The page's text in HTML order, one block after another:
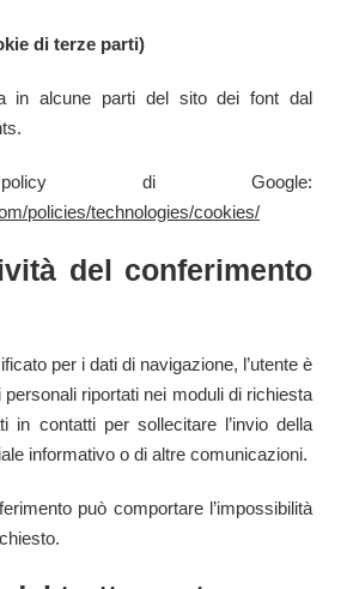
di terze parti)
in alcune parti del sito dei font dal
di Google:
policies/technologies/cookies/
del conferimento
per i dati di navigazione, l’utente è
personali riportati nei moduli di richiesta
in contatti per sollecitare l’invio della
informativo o di altre comunicazioni.
può comportare l’impossibilità